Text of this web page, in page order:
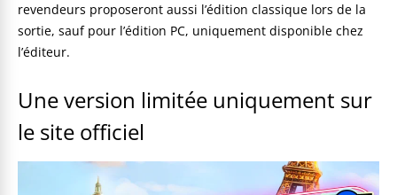
revendeurs proposeront aussi l’édition classique lors de la
sortie, sauf pour l’édition PC, uniquement disponible chez
l’éditeur.
Une version limitée uniquement sur
le site officiel